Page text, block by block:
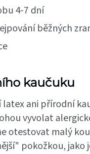
4-7 dní
běžných
kaučuku
ani přírodní
vyvolat
otestovat malý
pokožkou, jako